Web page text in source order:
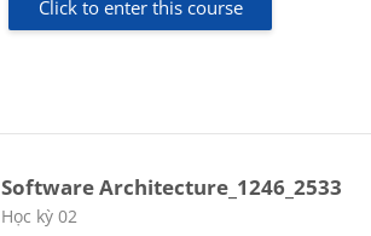
Click to enter this course
Software Architecture_1246_2533
Course category
Học kỳ 02